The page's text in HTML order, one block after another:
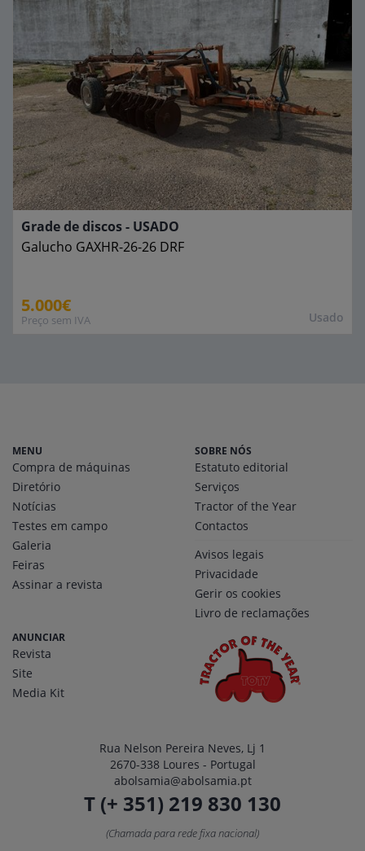
Usado
Grade de discos - USADO
Galucho GAXHR-26-26 DRF
5.000€
Preço sem IVA
MENU
Compra de máquinas
Diretório
Notícias
Testes em campo
Galeria
Feiras
Assinar a revista
SOBRE NÓS
Estatuto editorial
Serviços
Tractor of the Year
Contactos
Avisos legais
Privacidade
Gerir os cookies
Livro de reclamações
ANUNCIAR
Revista
Site
Media Kit
Rua Nelson Pereira Neves, Lj 1
2670-338 Loures - Portugal
abolsamia@abolsamia.pt
T (+ 351) 219 830 130
(Chamada para rede fixa nacional)